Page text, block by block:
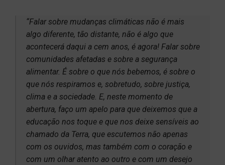
“Falar sobre mudanças climáticas não é mais
algo diferente, tão distante, não é algo que
acontecerá daqui a cem anos, é agora! Falar sobre
comunidades afetadas e sobre a segurança
alimentar. É sobre o que nós bebemos, é sobre o
que nós respiramos e, sobretudo, sobre justiça,
clima e a sociedade. E, neste momento de
abertura, faço um apelo para que deixemos que a
educação nos toque e que nos deixe sensíveis ao
chamado da Terra, que escutemos não apenas
com os ouvidos, mas também com o coração e
com um olhar atento ao outro e com um desejo